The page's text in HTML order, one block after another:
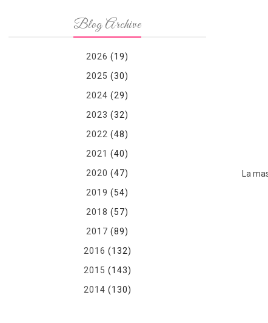
La
Blog Archive
2026 (19)
2025 (30)
2024 (29)
2023 (32)
2022 (48)
2021 (40)
2020 (47)
2019 (54)
2018 (57)
2017 (89)
2016 (132)
2015 (143)
2014 (130)